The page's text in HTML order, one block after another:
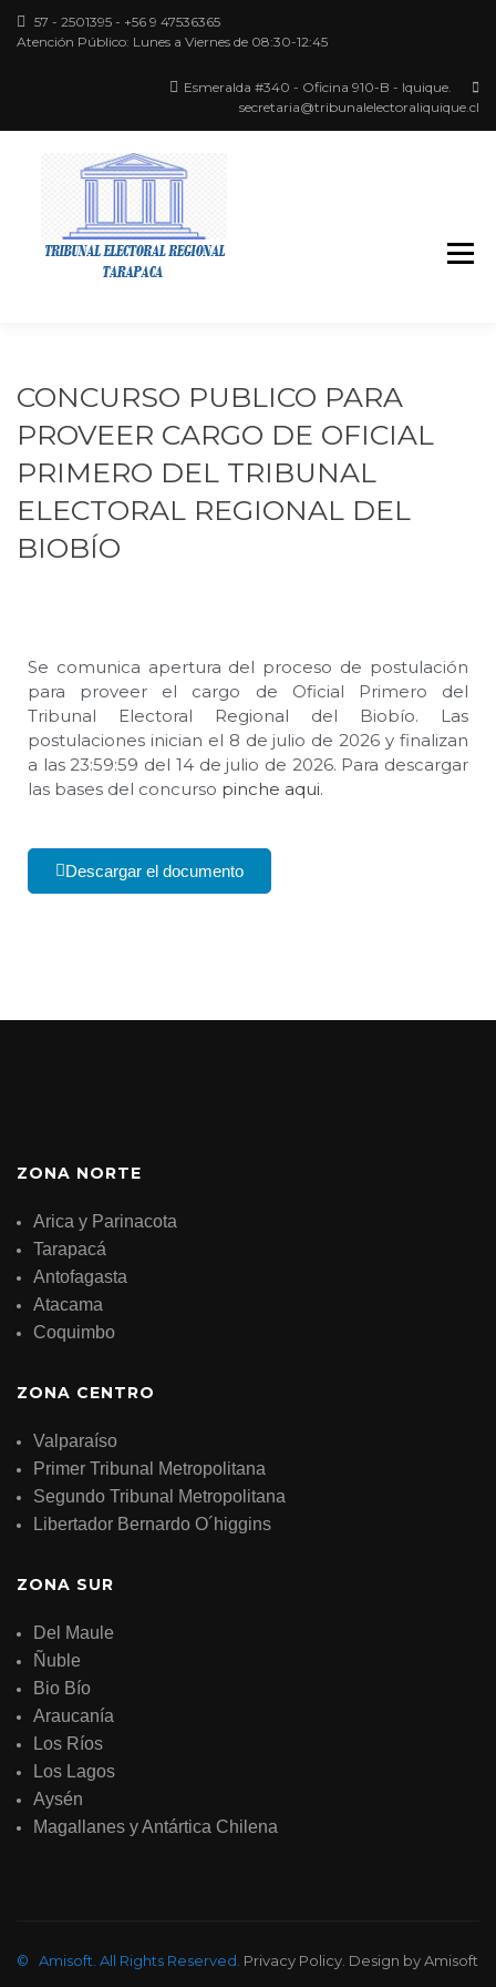
57 - 2501395 - +56 9 47536365
Atención Público: Lunes a Viernes de 08:30-12:45
Esmeralda #340 - Oficina 910-B - Iquique.
secretaria@tribunalelectoraliquique.cl
CONCURSO PUBLICO PARA
PROVEER CARGO DE OFICIAL
PRIMERO DEL TRIBUNAL
ELECTORAL REGIONAL DEL
BIOBÍO
Se comunica apertura del proceso de postulación
para proveer el cargo de Oficial Primero del
Tribunal Electoral Regional del Biobío. Las
postulaciones inician el 8 de julio de 2026 y finalizan
a las 23:59:59 del 14 de julio de 2026. Para descargar
las bases del concurso pinche aqui.
Descargar el documento
ZONA NORTE
Arica y Parinacota
Tarapacá
Antofagasta
Atacama
Coquimbo
ZONA CENTRO
Valparaíso
Primer Tribunal Metropolitana
Segundo Tribunal Metropolitana
Libertador Bernardo O´higgins
ZONA SUR
Del Maule
Ñuble
Bio Bío
Araucanía
Los Ríos
Los Lagos
Aysén
Magallanes y Antártica Chilena
© Amisoft All Rights Reserved. Privacy Policy . Design byAmisoft